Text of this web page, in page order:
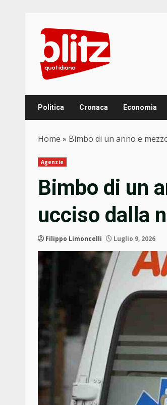
content
Politica Cronaca Economia
Home » Bimbo di un anno e
Agenzie
Bimbo di un
ucciso dalla
Filippo Limoncelli Luglio 9, 2026